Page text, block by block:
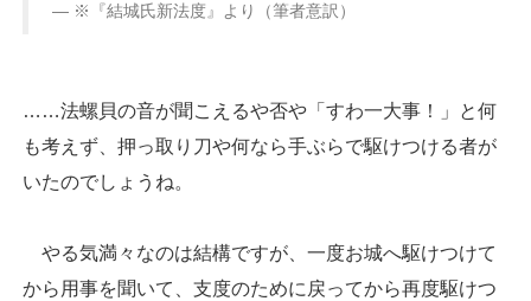
※『結城氏新法度』より（筆者意訳）
……法螺貝の音が聞こえるや否や「すわ一大事！」と何
も考えず、押っ取り刀や何なら手ぶらで駆けつける者が
いたのでしょうね。
やる気満々なのは結構ですが、一度お城へ駆けつけて
から用事を聞いて、支度のために戻ってから再度駆けつ